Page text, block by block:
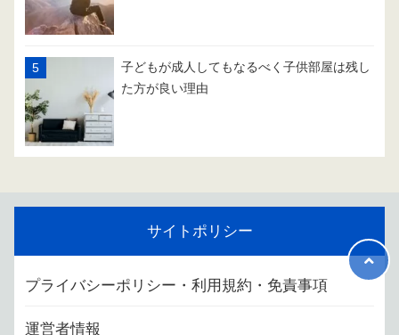
子どもが成人してもなるべく子供部屋は残し
た方が良い理由
サイトポリシー
プライバシーポリシー・利用規約・免責事項
運営者情報